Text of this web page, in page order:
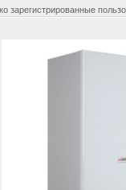
зарегистрированные